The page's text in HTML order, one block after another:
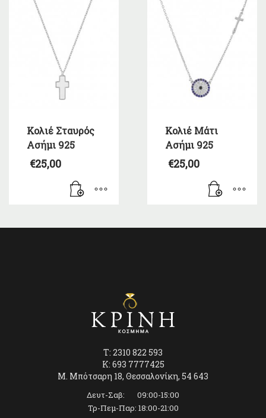
Κολιέ Σταυρός
Ασήμι 925
€25,00
Κολιέ Μάτι
Ασήμι 925
€25,00
T: 2310 822 593
K: 693 7777425
Μ. Μπότσαρη 18, Θεσσαλονίκη, 54 643
Δευτ-Σαβ: 09:00-15:00
Τρ-Πεμ-Παρ: 18:00-21:00